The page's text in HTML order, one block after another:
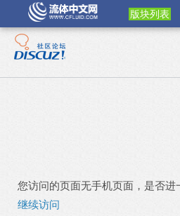
版块列表
您访问的页面无手机页面，是否进
继续访问